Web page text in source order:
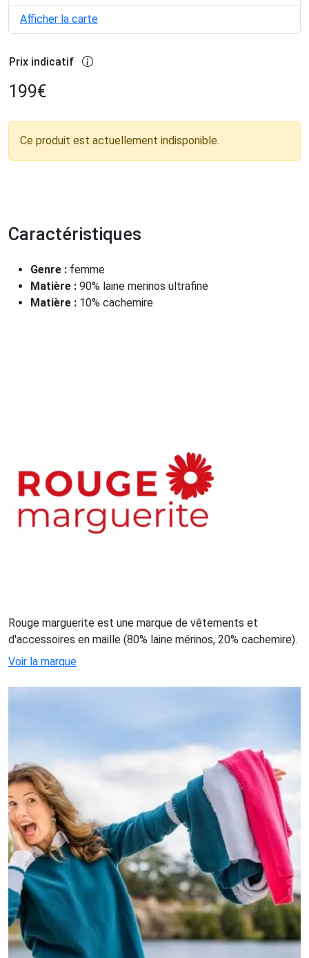
Afficher la carte
Prix indicatif
199€
Ce produit est actuellement indisponible.
Caractéristiques
Genre : femme
Matière : 90% laine merinos ultrafine
Matière : 10% cachemire
Rouge marguerite est une marque de vêtements et
d'accessoires en maille (80% laine mérinos, 20% cachemire).
Voir la marque